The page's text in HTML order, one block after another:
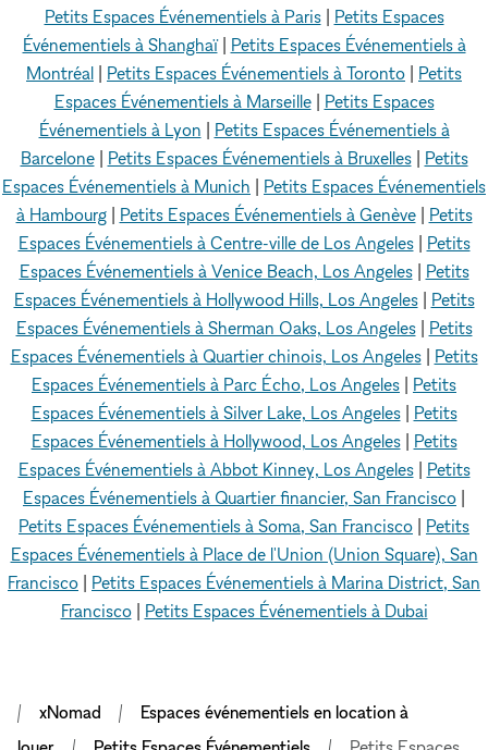
Petits Espaces Événementiels à Paris| Petits Espaces
Événementiels à Shanghaï| Petits Espaces Événementiels à
Montréal
Petits Espaces Événementiels à Toronto
Petits
Espaces Événementiels à Marseille| Petits Espaces
Événementiels à Lyon
Petits Espaces Événementiels à
Barcelone| Petits Espaces Événementiels à Bruxelles| Petits
Espaces Événementiels à Munich
Petits Espaces Événementiels
à Hambourg| Petits Espaces Événementiels à Genève| Petits
Espaces Événementiels à Centre-ville de Los Angeles| Petits
Espaces Événementiels à Venice Beach, Los Angeles| Petits
Espaces Événementiels à Hollywood Hills, Los Angeles| Petits
Espaces Événementiels à Sherman Oaks, Los Angeles| Petits
Espaces Événementiels à Quartier chinois, Los Angeles| Petits
Espaces Événementiels à Parc Écho, Los Angeles
Petits
Espaces Événementiels à Silver Lake, Los Angeles| Petits
Espaces Événementiels à Hollywood, Los Angeles| Petits
Espaces Événementiels à Abbot Kinney, Los Angeles| Petits
Espaces Événementiels à Quartier financier, San Francisco
Petits Espaces Événementiels à Soma, San Francisco
Petits
Espaces Événementiels à Place de l'Union (Union Square), San
Francisco
Petits Espaces Événementiels à Marina District, San
Francisco| Petits Espaces Événementiels à Dubai
xNomad
Espaces événementiels en location à